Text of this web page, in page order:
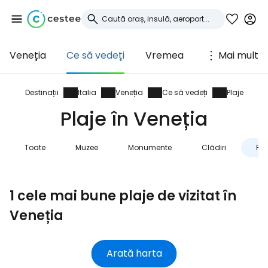
Veneția Ce să vedeți Vremea Mai mult
Destinații Italia Veneția Ce să vedeți Plaje
Plaje în Veneția
Toate Muzee Monumente Clădiri
1 cele mai bune plaje de vizitat în
Veneția
Arată harta
Conectați-vă la
Cestee
... comunitatea mondială a călătorilor
Continuați cu e-mailul